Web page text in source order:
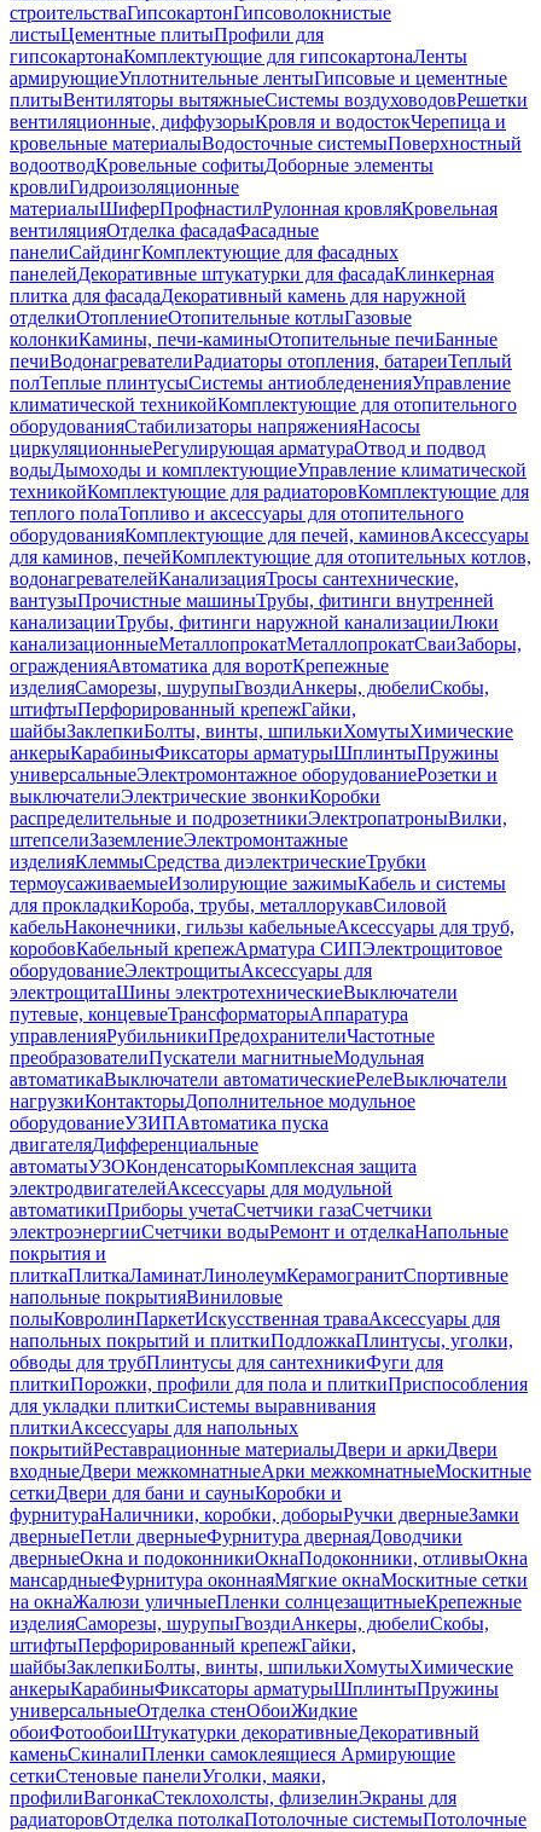
строительстваГипсокартонГипсоволокнистые
листыЦементные плитыПрофили для
гипсокартонаКомплектующие для гипсокартонаЛенты
армирующиеУплотнительные лентыГипсовые и цементные
плитыВентиляторы вытяжныеСистемы воздуховодовРешетки
вентиляционные, диффузорыКровля и водостокЧерепица и
кровельные материалыВодосточные системыПоверхностный
водоотводКровельные софитыДоборные элементы
кровлиГидроизоляционные
материалыШиферПрофнастилРулонная кровляКровельная
вентиляцияОтделка фасадаФасадные
панелиСайдингКомплектующие для фасадных
панелейДекоративные штукатурки для фасадаКлинкерная
плитка для фасадаДекоративный камень для наружной
отделкиОтоплениеОтопительные котлыГазовые
колонкиКамины, печи-каминыОтопительные печиБанные
печиВодонагревателиРадиаторы отопления, батареиТеплый
полТеплые плинтусыСистемы антиобледененияУправление
климатической техникойКомплектующие для отопительного
оборудованияСтабилизаторы напряженияНасосы
циркуляционныеРегулирующая арматураОтвод и подвод
водыДымоходы и комплектующиеУправление климатической
техникойКомплектующие для радиаторовКомплектующие для
теплого полаТопливо и аксессуары для отопительного
оборудованияКомплектующие для печей, каминовАксессуары
для каминов, печейКомплектующие для отопительных котлов,
водонагревателейКанализацияТросы сантехнические,
вантузыПрочистные машиныТрубы, фитинги внутренней
канализацииТрубы, фитинги наружной канализацииЛюки
канализационныеМеталлопрокатМеталлопрокатСваиЗаборы,
огражденияАвтоматика для воротКрепежные
изделияСаморезы, шурупыГвоздиАнкеры, дюбелиСкобы,
штифтыПерфорированный крепежГайки,
шайбыЗаклепкиБолты, винты, шпилькиХомутыХимические
анкерыКарабиныФиксаторы арматурыШплинтыПружины
универсальныеЭлектромонтажное оборудованиеРозетки и
выключателиЭлектрические звонкиКоробки
распределительные и подрозетникиЭлектропатроныВилки,
штепселиЗаземлениеЭлектромонтажные
изделияКлеммыСредства диэлектрическиеТрубки
термоусаживаемыеИзолирующие зажимыКабель и системы
для прокладкиКороба, трубы, металлорукавСиловой
кабельНаконечники, гильзы кабельныеАксессуары для труб,
коробовКабельный крепежАрматура СИПЭлектрощитовое
оборудованиеЭлектрощитыАксессуары для
электрощитаШины электротехническиеВыключатели
путевые, концевыеТрансформаторыАппаратура
управленияРубильникиПредохранителиЧастотные
преобразователиПускатели магнитныеМодульная
автоматикаВыключатели автоматическиеРелеВыключатели
нагрузкиКонтакторыДополнительное модульное
оборудованиеУЗИПАвтоматика пуска
двигателяДифференциальные
автоматыУЗОКонденсаторыКомплексная защита
электродвигателейАксессуары для модульной
автоматикиПриборы учетаСчетчики газаСчетчики
электроэнергииСчетчики водыРемонт и отделкаНапольные
покрытия и
плиткаПлиткаЛаминатЛинолеумКерамогранитСпортивные
напольные покрытияВиниловые
полыКовролинПаркетИскусственная траваАксессуары для
напольных покрытий и плиткиПодложкаПлинтусы, уголки,
обводы для трубПлинтусы для сантехникиФуги для
плиткиПорожки, профили для пола и плиткиПриспособления
для укладки плиткиСистемы выравнивания
плиткиАксессуары для напольных
покрытийРеставрационные материалыДвери и аркиДвери
входныеДвери межкомнатныеАрки межкомнатныеМоскитные
сеткиДвери для бани и сауныКоробки и
фурнитураНаличники, коробки, доборыРучки дверныеЗамки
дверныеПетли дверныеФурнитура двернаяДоводчики
дверныеОкна и подоконникиОкнаПодоконники, отливыОкна
мансардныеФурнитура оконнаяМягкие окнаМоскитные сетки
на окнаЖалюзи уличныеПленки солнцезащитныеКрепежные
изделияСаморезы, шурупыГвоздиАнкеры, дюбелиСкобы,
штифтыПерфорированный крепежГайки,
шайбыЗаклепкиБолты, винты, шпилькиХомутыХимические
анкерыКарабиныФиксаторы арматурыШплинтыПружины
универсальныеОтделка стенОбоиЖидкие
обоиФотообоиШтукатурки декоративныеДекоративный
каменьСкиналиПленки самоклеящиеся Армирующие
сеткиСтеновые панелиУголки, маяки,
профилиВагонкаСтеклохолсты, флизелинЭкраны для
радиаторовОтделка потолкаПотолочные системыПотолочные